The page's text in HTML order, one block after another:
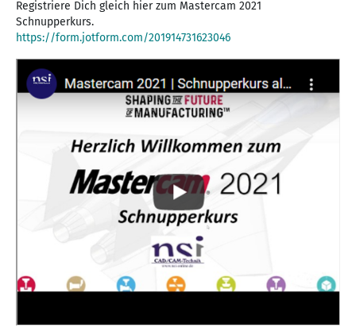
Registriere Dich gleich hier zum Mastercam 2021
https://form.jotform.com/201914731623046